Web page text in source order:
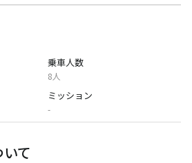
乗車人数
8人
ミッション
-
て